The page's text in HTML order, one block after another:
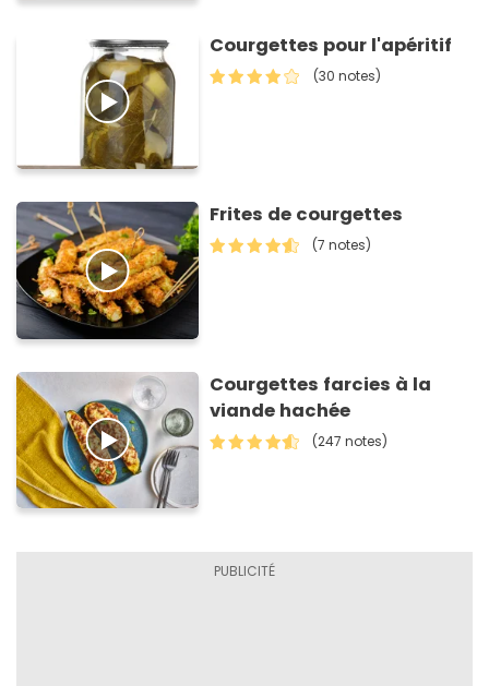
Courgettes pour l'apéritif
(30 notes)
Frites de courgettes
(7 notes)
Courgettes farcies à la
viande hachée
(247 notes)